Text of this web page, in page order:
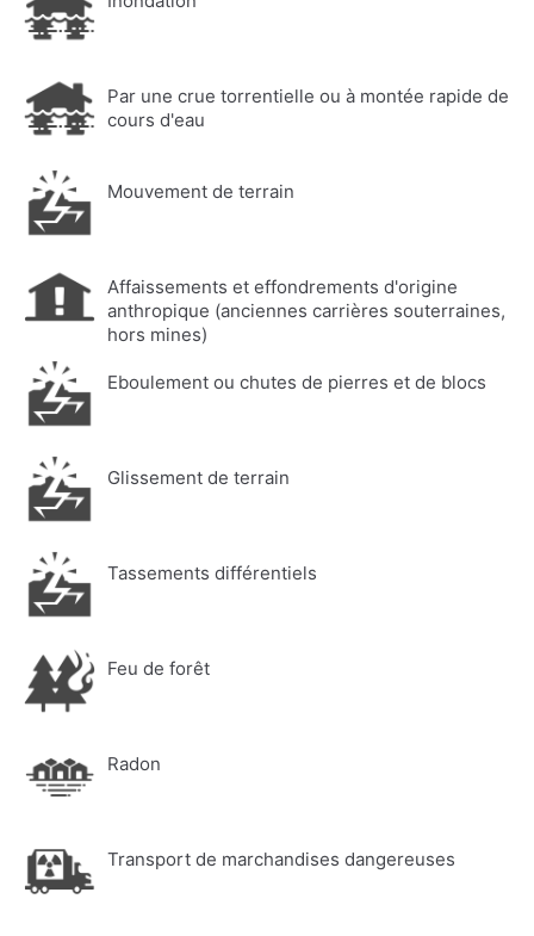
Par une crue torrentielle ou à montée rapide de
cours d'eau
Mouvement de terrain
Affaissements et effondrements d'origine
anthropique (anciennes carrières souterraines,
hors mines)
Eboulement ou chutes de pierres et de blocs
Glissement de terrain
Tassements différentiels
Feu de forêt
Radon
Transport de marchandises dangereuses